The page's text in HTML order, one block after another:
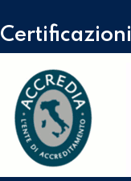
Certificazioni